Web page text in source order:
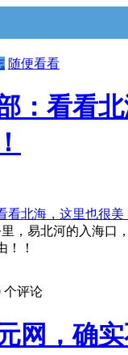
随便看看
：看看
，易北河的入海口
！！
个评论
网，确